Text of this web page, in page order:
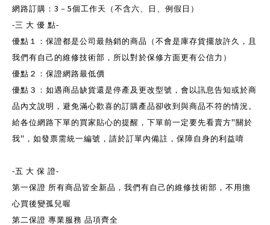
網路訂購： 3 － 5個工作天（不含六、日、例假日）
-三 大 優 點-
優點１：保證都是公司最熱銷的商品（不會是庫存貨擺放許久，且
我們有自己的維修技術部，所以對於保修方面更有公信力）
優點２：保證網路最低價
優點３：如遇商品缺貨還是停產及更改型號，會以訊息告知或於商
品內文說明，避免滿心歡喜的訂購產品卻收到與商品不符的情況。
給各位網路下單的買家貼心的提醒，下單前一定要先看賣方" 關於
我" ，如發票需統一編號，請於訂單內備註，保障自身的利益唷
-五 大 保 證-
第一保證 所有商品皆全新品，我們有自己的維修技術部，不用擔
心買後變孤兒喔
第二保證 專業服務 品項齊全